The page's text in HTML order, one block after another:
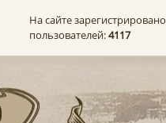
На сайте зарегистрировано
пользователей:4117